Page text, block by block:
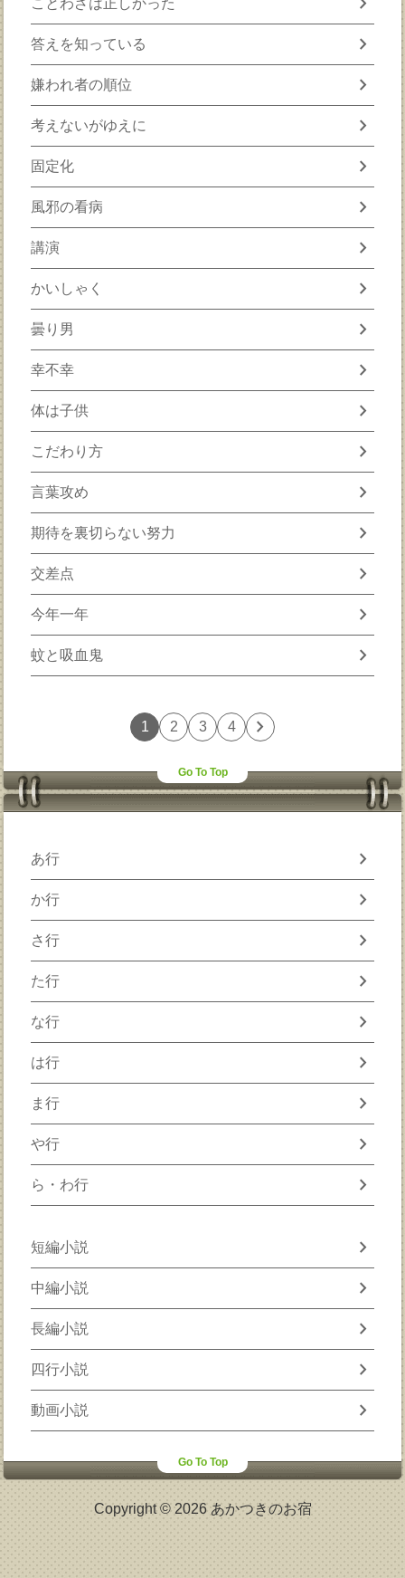
答えを知っている chevron_right
嫌われ者の順位 chevron_right
考えないがゆえに chevron_right
固定化 chevron_right
風邪の看病 chevron_right
講演 chevron_right
かいしゃく chevron_right
曇り男 chevron_right
幸不幸 chevron_right
体は子供 chevron_right
こだわり方 chevron_right
言葉攻め chevron_right
期待を裏切らない努力 chevron_right
交差点 chevron_right
今年一年 chevron_right
蚊と吸血鬼 chevron_right
1 2 3 4 chevron_right
Go To Top
あ行 chevron_right
か行 chevron_right
さ行 chevron_right
た行 chevron_right
な行 chevron_right
は行 chevron_right
ま行 chevron_right
や行 chevron_right
ら・わ行 chevron_right
短編小説 chevron_right
中編小説 chevron_right
長編小説 chevron_right
四行小説 chevron_right
動画小説 chevron_right
Go To Top
Copyright © 2026 あかつきのお宿